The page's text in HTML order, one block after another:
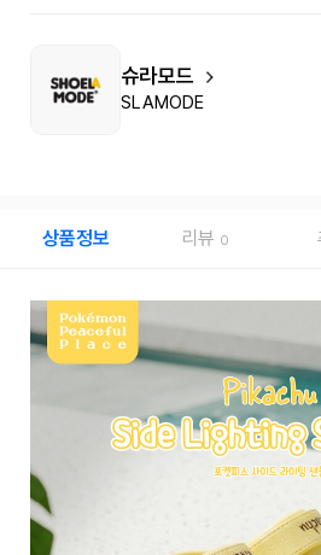
슈라모드
SLAMODE
상품정보 리뷰 0